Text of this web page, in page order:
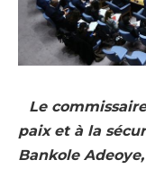
Le
paix et à la
Bankole